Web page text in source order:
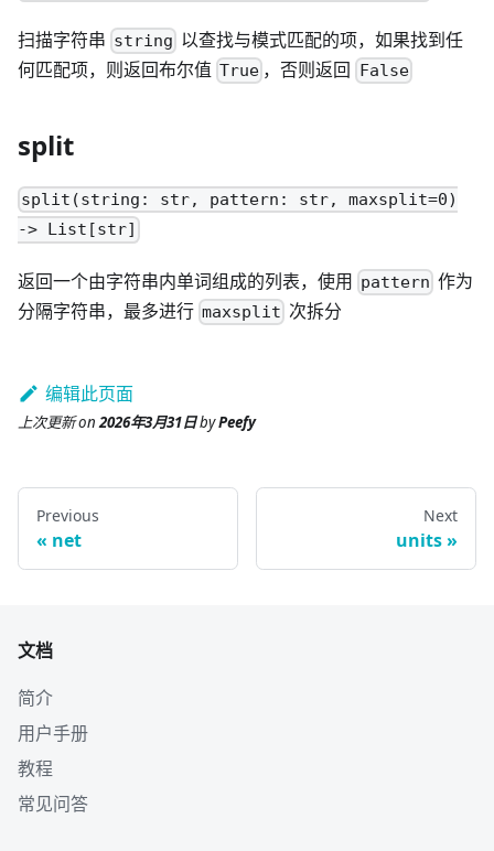
扫描字符串 string 以查找与模式匹配的项，如果找到任
何匹配项，则返回布尔值 True ，否则返回 False
split
split(string: str, pattern: str, maxsplit=0)
-> List[str]
返回一个由字符串内单词组成的列表，使用 pattern 作为
分隔字符串，最多进行 maxsplit 次拆分
编辑此页面
上次更新on2026年3月31日byPeefy
Previous
net
Next
units
文档
简介
用户手册
教程
常见问答